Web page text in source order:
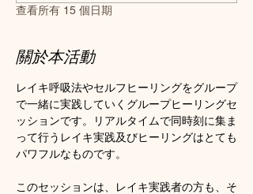
查看所有 15 個日期
關於本活動
レイキ呼吸法やセルフヒーリングをグループ
で一緒に実践していくグループヒーリングセ
ッションです。リアルタイムで同時刻に集ま
って行うレイキ実践及びヒーリングはとても
パワフルなものです。
このセッションは、レイキ実践者の方も、そ